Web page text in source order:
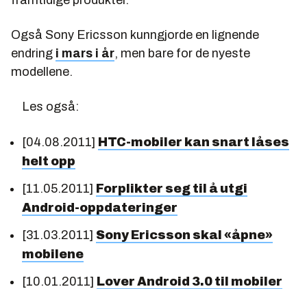
Også Sony Ericsson kunngjorde en lignende
endring i mars i år, men bare for de nyeste
modellene.
Les også:
[04.08.2011] HTC-mobiler kan snart låses
helt opp
[11.05.2011] Forplikter seg til å utgi
Android-oppdateringer
[31.03.2011] Sony Ericsson skal «åpne»
mobilene
[10.01.2011] Lover Android 3.0 til mobiler